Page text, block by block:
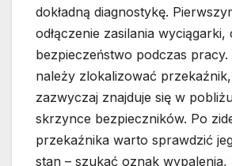
dokładną diagnostykę.
odłączenie zasilania
bezpieczeństwo podczas pracy.
należy zlokalizować
zazwyczaj znajduje się w
skrzynce bezpieczników. Po
przekaźnika warto sprawdzić
stan – szukać oznak wypalenia,